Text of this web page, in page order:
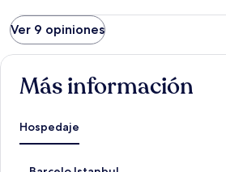
Ver 9 opiniones
Más información
Hospedaje